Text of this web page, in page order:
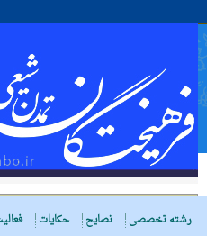
رشته تخصصی
نصایح حکایات